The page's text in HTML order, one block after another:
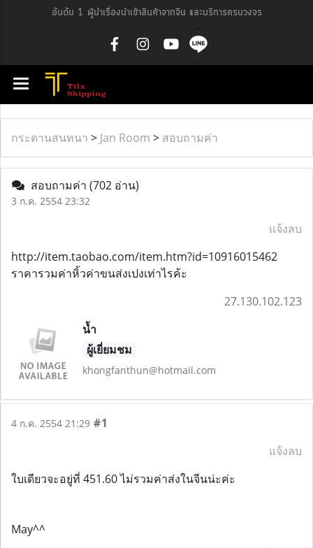
อันดับ 1 ผู้นำเรื่องนำเข้าสินค้าจากจีน และบริการครบวงจร
กระดานสนทนา > Jan Room > สอบถามค่า
สอบถามค่า (702 อ่าน)
3 ก.ค. 2554 23:32
แจ้งลบ
http://item.taobao.com/item.htm?id=10916015462
ราคารวมค่าหิ้วค่าขนส่งเปงเท่าไรค้ะ
27.130.102.123
น้ำ
ผู้เยี่ยมชม
khongfanthun@hotmail.com
4 ก.ค. 2554 21:29 #1
แจ้งลบ
ใบเดียวจะอยู่ที่ 451.60 ไม่รวมค่าส่งในจีนน่ะค่ะ
May^^